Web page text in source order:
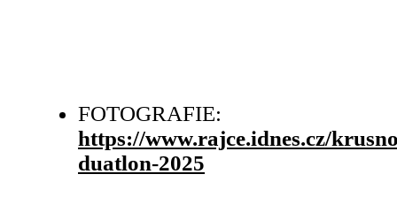
FOTOGRAFIE:
https://www.rajce.idnes.cz/
duatlon-2025